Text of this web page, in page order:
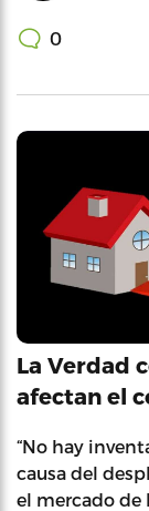
0
La Verdad
afectan el
“No hay
causa del
el mercado de